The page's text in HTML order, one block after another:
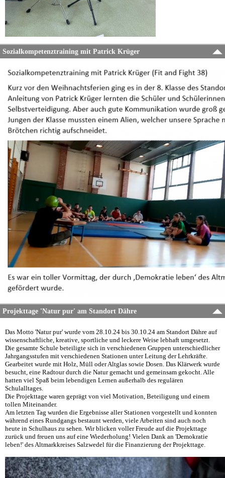
Sozialkompetenztraining mit Patrick Krüger
Projekttage 'Natur pur' am Standort Dähre
Das Motto 'Natur pur' wurde vom 28.10.24 bis 30.10.24 am Standort Dähre auf
wissenschaftliche, kreative, sportliche und leckere Weise lebhaft umgesetzt.
Die gesamte Schule beteiligte sich in verschiedenen Gruppen unterschiedlicher
Jahrgangsstufen mit verschiedenen Stationen unter Leitung der Lehrkräfte.
Gearbeitet wurde mit Holz, Müll oder Altglas sowie Dosen. Das Klärwerk wurde
besucht, eine Radtour durch die Natur gemacht und gemeinsam gekocht. Alle
hatten viel Spaß beim lebendigen Lernen außerhalb des regulären
Schulalltages.
Die Projekttage waren geprägt von viel Motivation, Beteiligung und einem
tollen Miteinander.
Am letzten Tag wurden die Ergebnisse aller Stationen vorgestellt und konnten
während eines Rundgangs bestaunt werden, viele Arbeiten sind auch noch
heute in Schulhaus zu sehen. Wir blicken voller Freude auf die Projekttage
zurück und freuen uns auf eine Wiederholung! Vielen Dank an 'Demokratie
leben!' des Altmarkkreises Salzwedel für die Finanzierung der Projekttage.